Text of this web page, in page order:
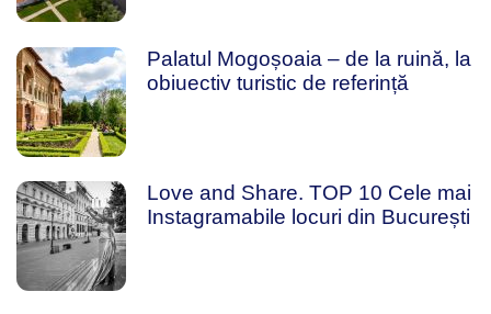
Palatul Mogoșoaia – de la ruină, la
obiuectiv turistic de referință
Love and Share. TOP 10 Cele mai
Instagramabile locuri din București